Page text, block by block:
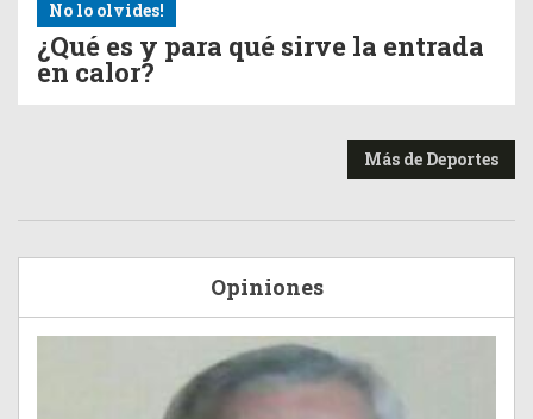
No lo olvides!
¿Qué es y para qué sirve la entrada
en calor?
Más de Deportes
Opiniones